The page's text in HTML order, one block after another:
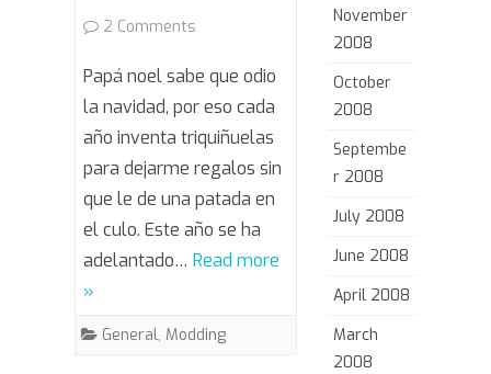
2 Comments
y
peligroso
Papá noel sabe que odio
la navidad, por eso cada
año inventa triquiñuelas
para dejarme regalos sin
que le de una patada en
el culo. Este año se ha
adelantado… Read more
»
General, Modding
November
2008
October
2008
Septembe
r 2008
July 2008
June 2008
April 2008
March
2008